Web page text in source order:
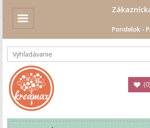
Pondelok -
(0)